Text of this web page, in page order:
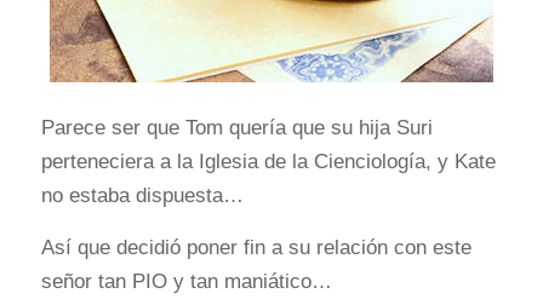
Parece ser que Tom quería que su hija Suri
perteneciera a la Iglesia de la Cienciología, y Kate
no estaba dispuesta…
Así que decidió poner fin a su relación con este
señor tan PIO y tan maniático…